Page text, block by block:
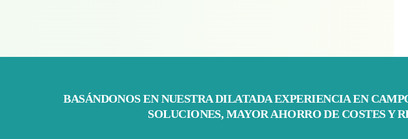
BASÁNDONOS EN NUESTRA DILATADA EXPERIENCIA EN
SOLUCIONES, MAYOR AHORRO DE COSTES Y